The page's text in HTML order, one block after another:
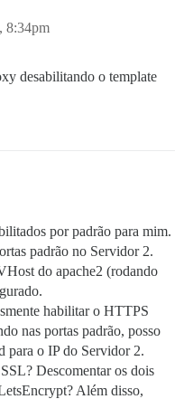
8:34pm
desabilitando o template
por padrão para mim.
padrão no Servidor 2.
do apache2 (rodando
habilitar o HTTPS
nas portas padrão, posso
para o IP do Servidor 2.
Descomentar os dois
Além disso,